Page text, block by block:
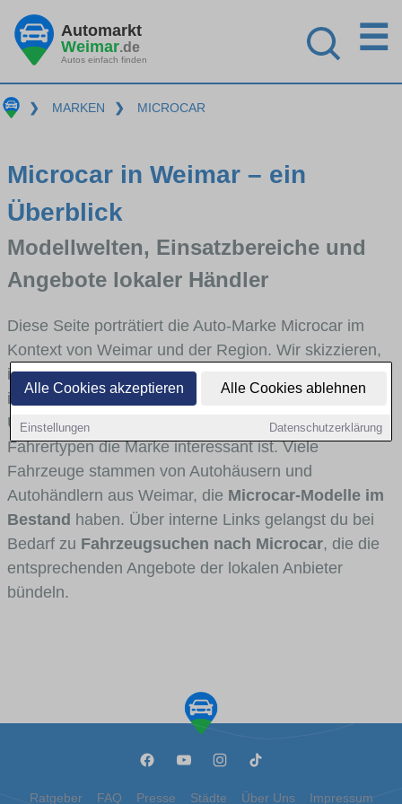
Alle Cookies akzeptieren Alle Cookies ablehnen
Einstellungen Datenschutzerklärung
Automarkt
Weimar.de
Autos einfach finden
☰
❯ MARKEN ❯ MICROCAR
Microcar in Weimar – ein
Überblick
Modellwelten, Einsatzbereiche und
Angebote lokaler Händler
Diese Seite porträtiert die Auto-Marke Microcar im
Kontext von Weimar und der Region. Wir skizzieren,
in welchen Fahrzeugklassen Microcar stark vertreten
ist, welche Modellreihen häufig im Stadt- und
Umlandverkehr zu sehen sind und für welche
Fahrertypen die Marke interessant ist. Viele
Fahrzeuge stammen von Autohäusern und
Autohändlern aus Weimar, die Microcar-Modelle im
Bestand haben. Über interne Links gelangst du bei
Bedarf zu Fahrzeugsuchen nach Microcar, die die
entsprechenden Angebote der lokalen Anbieter
bündeln.
Ratgeber FAQ Presse Städte Über Uns Impressum